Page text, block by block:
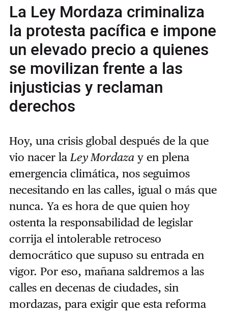
La Ley Mordaza criminaliza
la protesta pacífica e impone
un elevado precio a quienes
se movilizan frente a las
injusticias y reclaman
derechos
Hoy, una crisis global después de la que
vio nacer la Ley Mordazay en plena
emergencia climática, nos seguimos
necesitando en las calles, igual o más que
nunca. Ya es hora de que quien hoy
ostenta la responsabilidad de legislar
corrija el intolerable retroceso
democrático que supuso su entrada en
vigor. Por eso, mañana saldremos a las
calles en decenas de ciudades, sin
mordazas, para exigir que esta reforma